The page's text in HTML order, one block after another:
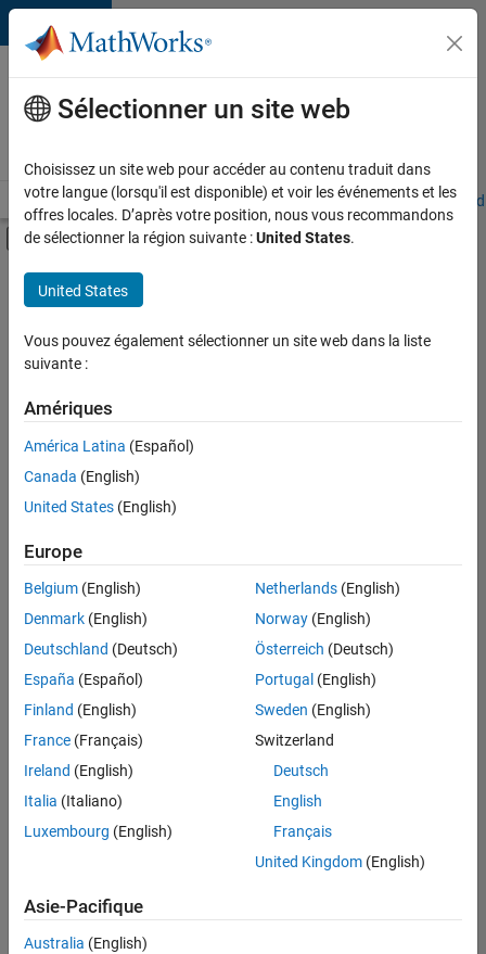
Passer au contenu
Votre
carrière
chez
Accueil Explorer nos opportunités Adresses de nos bureaux
Activer/désactiver l'affichage du menu
Contenu principal
FILTRER PAR
Programme destiné aux nouvelles carrières (EDG)
Développement de produits
Gestion des programmes
Enregistrer
sélectionnées
Les
descriptions
poste
n’ont
pas
été
traduites.
Effectuez
lieu
pour
Sélectionner un site web
Choisissez un site web pour accéder au contenu traduit dans
votre langue (lorsqu'il est disponible) et voir les événements et les
offres locales. D’après votre position, nous vous recommandons
de sélectionner la région suivante :United States.
United States
Vous pouvez également sélectionner un site web dans la liste
suivante :
Amériques
América Latina (Español)
Canada (English)
United States (English)
Europe
Belgium (English)
Denmark (English)
Deutschland (Deutsch)
España (Español)
Finland (English)
France (Français)
Ireland (English)
Italia (Italiano)
Luxembourg (English)
Netherlands(English)
Norway(English)
Österreich (Deutsch)
Portugal (English)
Sweden (English)
Switzerland
Deutsch
English
Français
United Kingdom(English)
Asie-Pacifique
Australia (English)